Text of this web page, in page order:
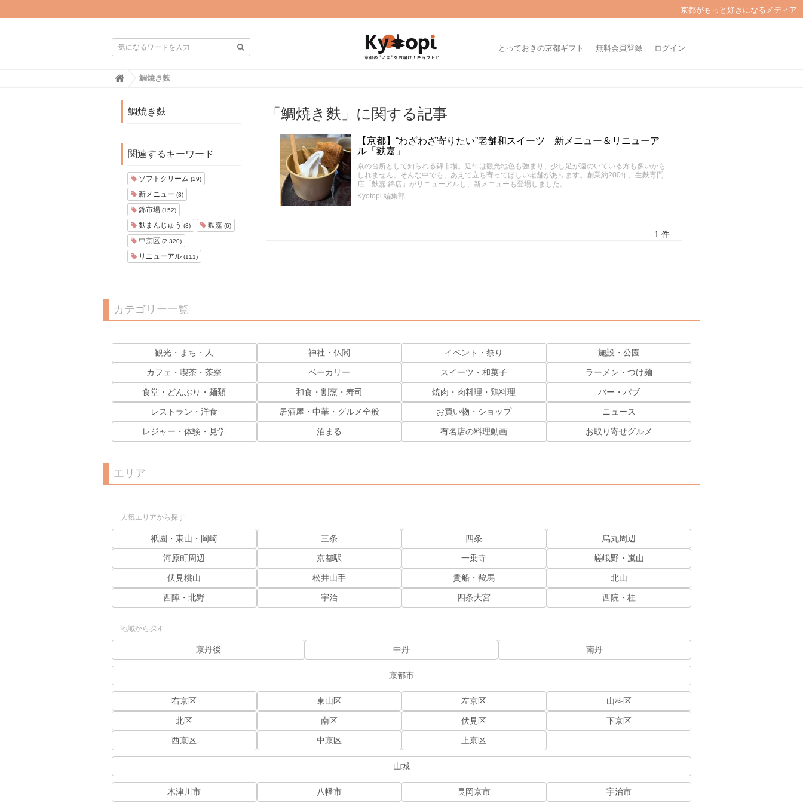
京都がもっと好きになるメディア
とっておきの京都ギフト 無料会員登録 ログイン
H
鯛焼き麩
鯛焼き麩
関連するキーワード
ソフトクリーム (29)
新メニュー (3)
錦市場 (152)
麩まんじゅう (3) 麩嘉 (6)
中京区 (2,320)
リニューアル (111)
「鯛焼き麩」に関する記事
【京都】“わざわざ寄りたい”老舗和スイーツ 新メニュー＆リニューア
ル「麩嘉」
京の台所として知られる錦市場。近年は観光地色も強まり、少し足が遠のいている方も多いかも
しれません。そんな中でも、あえて立ち寄ってほしい老舗があります。創業約200年、生麩専門
店「麩嘉 錦店」がリニューアルし、新メニューも登場しました。
Kyotopi 編集部
1 件
カテゴリー一覧
観光・まち・人 神社・仏閣 イベント・祭り 施設・公園
カフェ・喫茶・茶寮 ベーカリー スイーツ・和菓子 ラーメン・つけ麺
食堂・どんぶり・麺類 和食・割烹・寿司 焼肉・肉料理・鶏料理 バー・パブ
レストラン・洋食 居酒屋・中華・グルメ全般 お買い物・ショップ ニュース
レジャー・体験・見学 泊まる 有名店の料理動画 お取り寄せグルメ
エリア
人気エリアから探す
祇園・東山・岡崎 三条 四条 烏丸周辺
河原町周辺 京都駅 一乗寺 嵯峨野・嵐山
伏見桃山 松井山手 貴船・鞍馬 北山
西陣・北野 宇治 四条大宮 西院・桂
地域から探す
京丹後 中丹 南丹
京都市
右京区 東山区 左京区 山科区
北区 南区 伏見区 下京区
西京区 中京区 上京区
山城
木津川市 八幡市 長岡京市 宇治市